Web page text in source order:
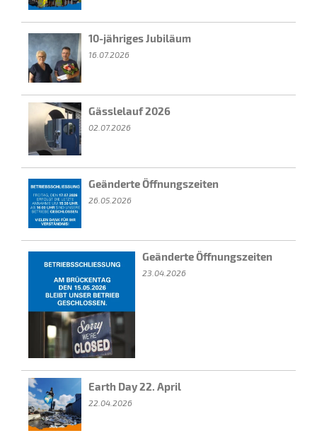
10-jähriges Jubiläum
16.07.2026
Gässlelauf 2026
02.07.2026
Geänderte Öffnungszeiten
26.05.2026
Geänderte Öffnungszeiten
23.04.2026
Earth Day 22. April
22.04.2026